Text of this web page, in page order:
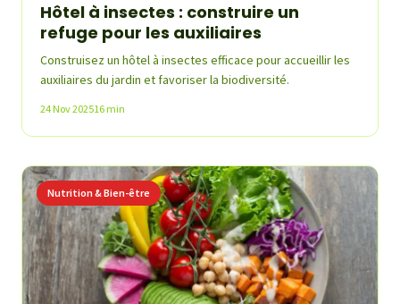
Hôtel à insectes : construire un
refuge pour les auxiliaires
Construisez un hôtel à insectes efficace pour accueillir les
auxiliaires du jardin et favoriser la biodiversité.
24 Nov 202516 min
Nutrition & Bien-être